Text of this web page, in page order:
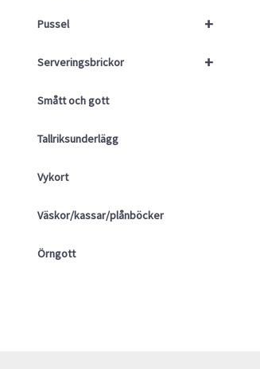
+
Pussel
+
Serveringsbrickor
Smått och gott
Tallriksunderlägg
Vykort
Väskor/kassar/plånböcker
Örngott